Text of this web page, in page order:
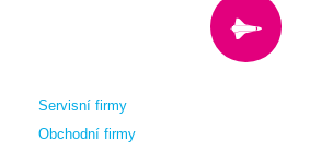
Servisní firmy
Obchodní firmy